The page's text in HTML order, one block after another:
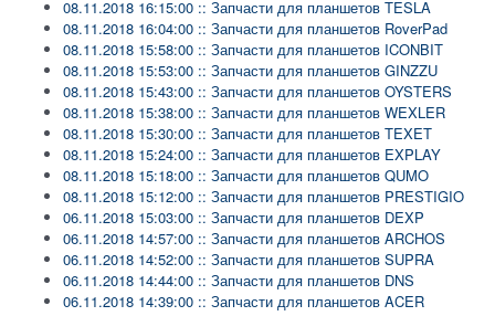
08.11.2018 16:15:00 :: Запчасти для планшетов TESLA
08.11.2018 16:04:00 :: Запчасти для планшетов RoverPad
08.11.2018 15:58:00 :: Запчасти для планшетов ICONBIT
08.11.2018 15:53:00 :: Запчасти для планшетов GINZZU
08.11.2018 15:43:00 :: Запчасти для планшетов OYSTERS
08.11.2018 15:38:00 :: Запчасти для планшетов WEXLER
08.11.2018 15:30:00 :: Запчасти для планшетов TEXET
08.11.2018 15:24:00 :: Запчасти для планшетов EXPLAY
08.11.2018 15:18:00 :: Запчасти для планшетов QUMO
08.11.2018 15:12:00 :: Запчасти для планшетов PRESTIGIO
06.11.2018 15:03:00 :: Запчасти для планшетов DEXP
06.11.2018 14:57:00 :: Запчасти для планшетов ARCHOS
06.11.2018 14:52:00 :: Запчасти для планшетов SUPRA
06.11.2018 14:44:00 :: Запчасти для планшетов DNS
06.11.2018 14:39:00 :: Запчасти для планшетов ACER